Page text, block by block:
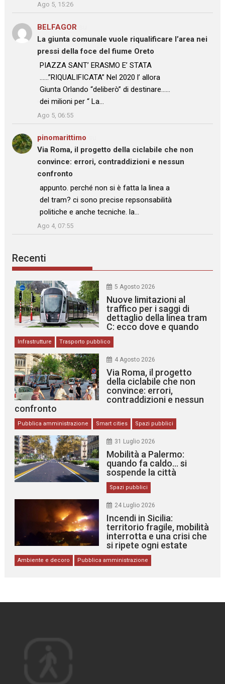
Ago 5, 15:26
BELFAGOR
La giunta comunale vuole riqualificare l’area nei
pressi della foce del fiume Oreto
: “
PIAZZA SANT’ ERASMO E’ STATA
……”RIQUALIFICATA” Nel 2020 l’ allora
Giunta Orlando “deliberò” di destinare……
dei milioni per “ La…
”
Ago 5, 06:55
pinomarittimo
Via Roma, il progetto della ciclabile che non
convince: errori, contraddizioni e nessun
confronto
: “
appunto. perché non si è fatta la linea a
del tram? ci sono precise repsonsabilità
politiche e anche tecniche. la…
”
Ago 4, 07:55
Recenti
5 Agosto 2026
Nuove limitazioni al
traffico per i saggi di
dettaglio della linea tram
C: ecco dove e quando
Infrastrutture Trasporto pubblico
4 Agosto 2026
Via Roma, il progetto
della ciclabile che non
convince: errori,
contraddizioni e nessun
confronto
Pubblica amministrazione Smart cities Spazi pubblici
31 Luglio 2026
Mobilità a Palermo:
quando fa caldo… si
sospende la città
Spazi pubblici
24 Luglio 2026
Incendi in Sicilia:
territorio fragile, mobilità
interrotta e una crisi che
si ripete ogni estate
Ambiente e decoro Pubblica amministrazione